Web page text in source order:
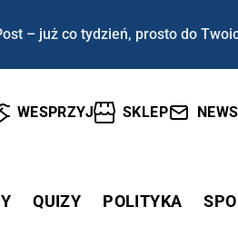
– już co tydzień, prosto do
WESPRZYJ SKLEP
QUIZY POLITYKA